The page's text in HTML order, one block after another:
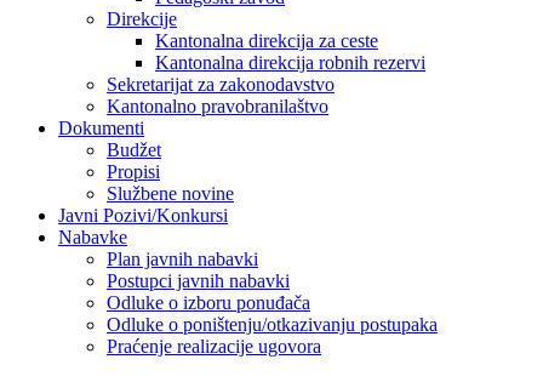
Direkcije
Kantonalna direkcija za ceste
Kantonalna direkcija robnih rezervi
Sekretarijat za zakonodavstvo
Kantonalno pravobranilaštvo
Dokumenti
Budžet
Propisi
Službene novine
Javni Pozivi/Konkursi
Nabavke
Plan javnih nabavki
Postupci javnih nabavki
Odluke o izboru ponuđača
Odluke o poništenju/otkazivanju postupaka
Praćenje realizacije ugovora